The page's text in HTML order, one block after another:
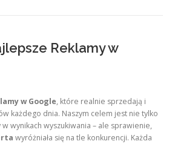
Reklamy w
w Google, które realnie sprzedają i
każdego dnia. Naszym celem jest nie tylko
wynikach wyszukiwania – ale sprawienie,
wyróżniała się na tle konkurencji. Każda